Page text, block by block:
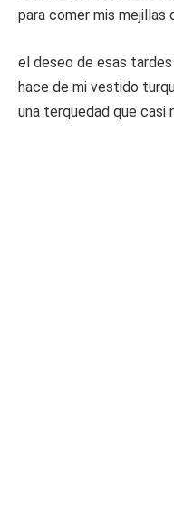
para comer mis mejillas
el deseo de esas
hace de mi vestido
una terquedad que casi